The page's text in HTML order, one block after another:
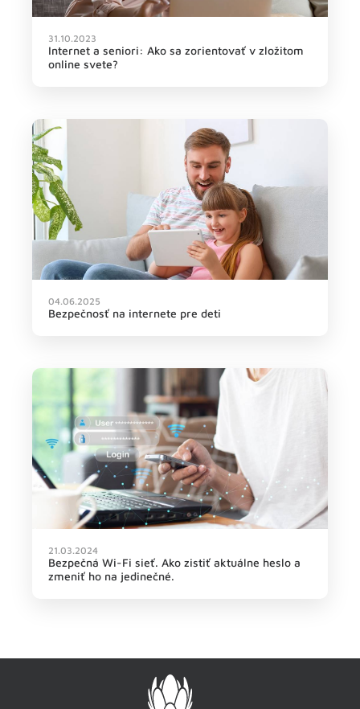
31.10.2023
Internet a seniori: Ako sa zorientovať v zložitom
online svete?
04.06.2025
Bezpečnosť na internete pre deti
21.03.2024
Bezpečná Wi-Fi sieť. Ako zistiť aktuálne heslo a
zmeniť ho na jedinečné.